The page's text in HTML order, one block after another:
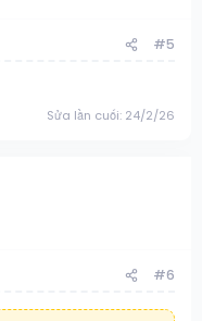
#5
Sửa lần cuối: 24/2/26
#6